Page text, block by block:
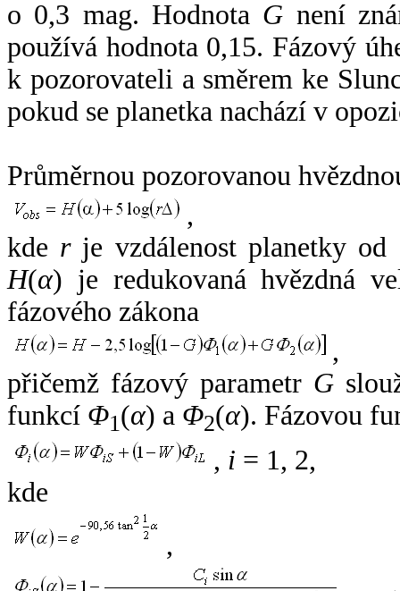
o 0,3 mag. Hodnota G není
používá hodnota 0,15. Fázový
k pozorovateli a směrem ke
pokud se planetka nachází v
Průměrnou pozorovanou
,
kde rje vzdálenost planetky od
H(α) je redukovaná hvězdná
fázového zákona
,
přičemž fázový parametr G
funkcí Φ1(α) a Φ2(α). Fázovou
, i = 1, 2,
kde
,